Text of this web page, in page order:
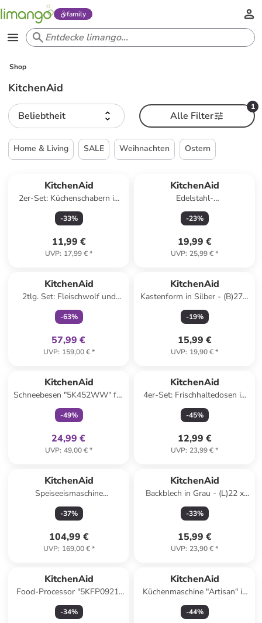
family
Shop
KitchenAid
Beliebtheit
1
Alle Filter
Home & Living SALE Weihnachten Ostern
KitchenAid
2er-Set: Küchenschabern in
Grau/ Rot
-33%
11,99 €
UVP: 17,99 €*
KitchenAid
Edelstahl-
Waschbeckenbehälter - (B)16
x (H)12 cm
-23%
19,99 €
UVP: 25,99 €*
KitchenAid
2tlg. Set: Fleischwolf und
Spritzgebäckaufsatz
"5KSMFGCA" in Weiß
-63%
57,99 €
UVP: 159,00 €*
KitchenAid
Kastenform in Silber - (B)27 x
(H)11 cm
-19%
15,99 €
UVP: 19,90 €*
KitchenAid
Schneebesen "5K452WW" für
4,3 l Küchenmaschinen
-49%
24,99 €
UVP: 49,00 €*
KitchenAid
4er-Set: Frischhaltedosen in
Rot
-45%
12,99 €
UVP: 23,99 €*
KitchenAid
Speiseeismaschine
"5KSMICM" in Weiß
-37%
104,99 €
UVP: 169,00 €*
KitchenAid
Backblech in Grau - (L)22 x
(B)33 cm
-33%
15,99 €
UVP: 23,90 €*
KitchenAid
Food-Processor "5KFP0921"
in Grün - 2,1 l
-34%
KitchenAid
Küchenmaschine "Artisan" in
Grün - 4,8 l
-44%